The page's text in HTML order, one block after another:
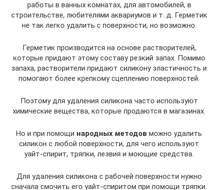
работы в ванных комнатах, для автомобилей, в
строительстве, любителями аквариумов и т. д. Герметик
не так легко удалить с поверхности, но возможно.
Герметик производится на основе растворителей,
которые придают этому составу резкий запах. Помимо
запаха, растворители придают силикону эластичность и
помогают более крепкому сцеплению поверхностей.
Поэтому для удаления силикона часто используют
химические вещества, которые продаются в магазинах.
Но и при помощи народных методов можно удалить
силикон с любой поверхности, для чего используют
уайт-спирит, тряпки, лезвия и моющие средства.
Для удаления силикона с рабочей поверхности нужно
сначала смочить его уайт-спиритом при помощи тряпки.